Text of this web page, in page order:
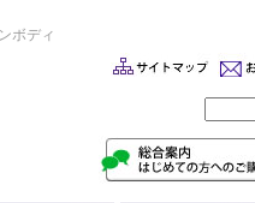
ボディ